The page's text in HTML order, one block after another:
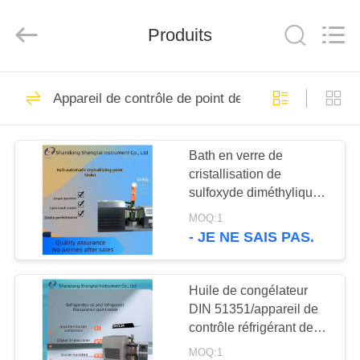
MAISON
PRODUITS
SUJET
NOUS
VISITE
D'USINE
instrument
co.,ltd.
Reserved.
instruments de
essai de pétrole
637
Instruments d'essai
d'antigel d'huile de
188
Produits
Appareil de contrôle de point de congélation
Bath en verre de
cristallisation de
sulfoxyde diméthylique
de point vide
automatique d'appareil
MOQ:1
- JE NE SAIS PAS.
Huile de congélateur
DIN 51351/appareil de
contrôle réfrigérant de
point de coagulation par
MOQ:1